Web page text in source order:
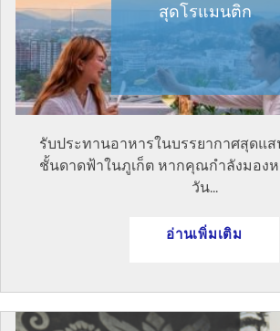
สุดโรแมนติก
รับประทานอาหารในบรรยากาศสุดแ
ชั้นดาดฟ้าในภูเก็ต หากคุณกำลังมอง
วัน...
อ่านเพิ่มเติม